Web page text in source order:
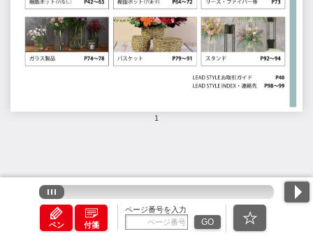
1
ペン 付箋
ページ番号を入力
GO